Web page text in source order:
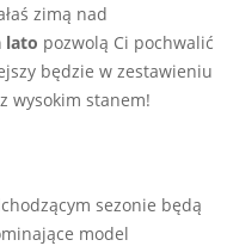
zimą nad
lato pozwolą Ci pochwalić
będzie w zestawieniu
wysokim stanem!
sezonie będą
model